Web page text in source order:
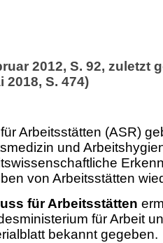
2012, S. 92, zuletzt
2018, S. 474)
Arbeitsstätten (ASR)
und
von Arbeitsstätten
für Arbeitsstätten
für Arbeit
bekannt gegeben.